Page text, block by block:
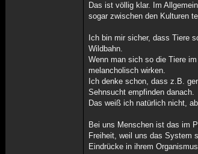
Das ist völlig klar. Im
sogar zwischen den Kulturen
Ich bin mir sicher, dass Tiere
Wildbahn.
Wenn man sich so die Tiere
melancholisch wirken.
Ich denke schon, dass z.B.
Sehnsucht empfinden danach.
Das weiß ich natürlich nicht,
Bei uns Menschen ist das im
Freiheit, weil uns das System
Eindrücke in ihrem